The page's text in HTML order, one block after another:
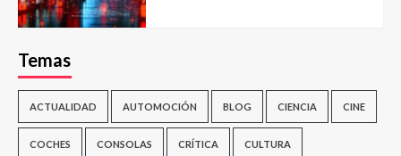
Temas
ACTUALIDAD AUTOMOCIÓN BLOG CIENCIA CINE
COCHES CONSOLAS CRÍTICA CULTURA